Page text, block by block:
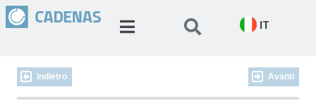
IT
Indietro Avanti